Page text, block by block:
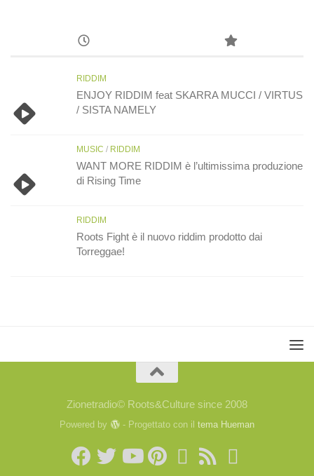
RIDDIM
ENJOY RIDDIM feat SKARRA MUCCI / VIRTUS
/ SISTA NAMELY
MUSIC / RIDDIM
WANT MORE RIDDIM è l’ultimissima produzione
di Rising Time
RIDDIM
Roots Fight è il nuovo riddim prodotto dai
Torreggae!
Zionetradio© Roots&Culture since 2008
Powered by - Progettato con il tema Hueman